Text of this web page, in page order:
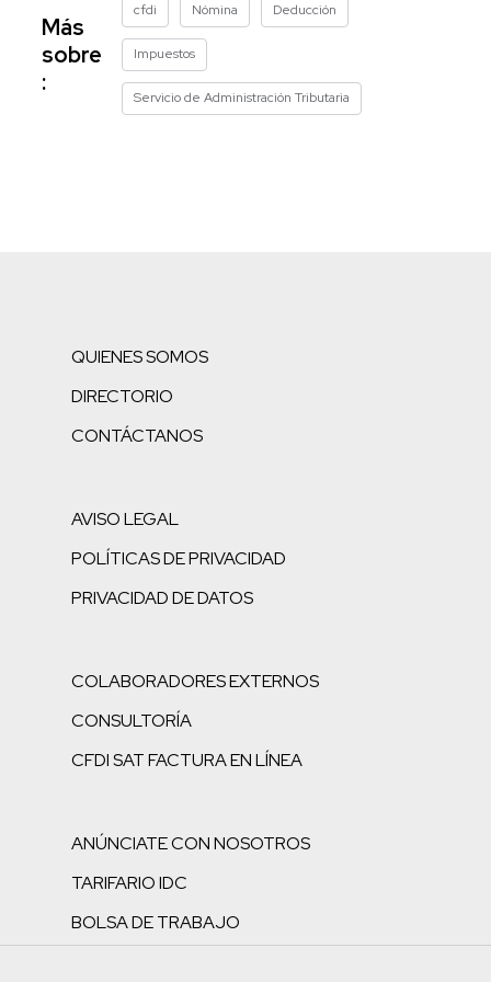
Más
sobre
:
cfdi Nómina Deducción
Impuestos
Servicio de Administración Tributaria
QUIENES SOMOS
DIRECTORIO
CONTÁCTANOS
AVISO LEGAL
POLÍTICAS DE PRIVACIDAD
PRIVACIDAD DE DATOS
COLABORADORES EXTERNOS
CONSULTORÍA
CFDI SAT FACTURA EN LÍNEA
ANÚNCIATE CON NOSOTROS
TARIFARIO IDC
BOLSA DE TRABAJO